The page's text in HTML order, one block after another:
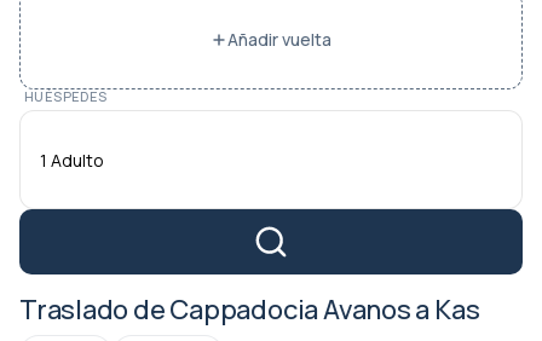
Añadir vuelta
HUÉSPEDES
1 Adulto
Traslado de Cappadocia Avanos a Kas